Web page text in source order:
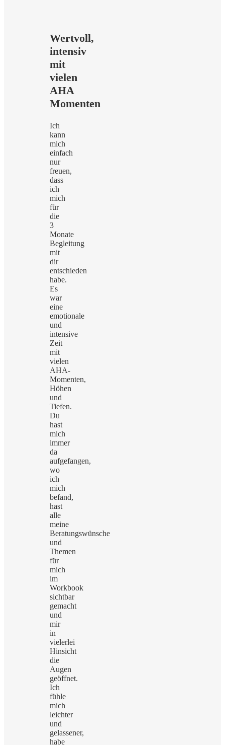
Wertvoll,
intensiv
mit
vielen
AHA
Momenten
Ich
kann
mich
einfach
nur
freuen,
dass
ich
mich
für
die
3
Monate
Begleitung
mit
dir
entschieden
habe.
Es
war
eine
emotionale
und
intensive
Zeit
mit
vielen
AHA-
Momenten,
Höhen
und
Tiefen.
Du
hast
mich
immer
da
aufgefangen,
wo
ich
mich
befand,
hast
alle
meine
Beratungswünsche
und
Themen
für
mich
im
Workbook
sichtbar
gemacht
und
mir
in
vielerlei
Hinsicht
die
Augen
geöffnet.
Ich
fühle
mich
leichter
und
gelassener,
habe